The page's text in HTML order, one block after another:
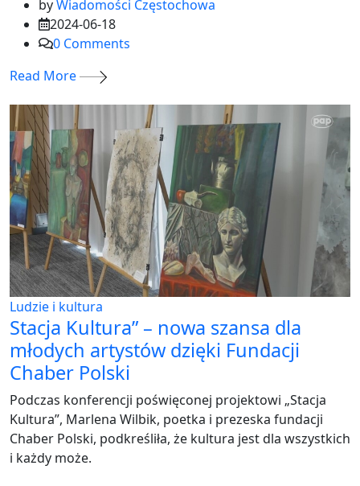
byWiadomości Częstochowa
2024-06-18
0 Comments
Read More
Ludzie i kultura
Stacja Kultura” – nowa szansa dla
młodych artystów dzięki Fundacji
Chaber Polski
Podczas konferencji poświęconej projektowi „Stacja
Kultura”, Marlena Wilbik, poetka i prezeska fundacji
Chaber Polski, podkreśliła, że kultura jest dla wszystkich
i każdy może.